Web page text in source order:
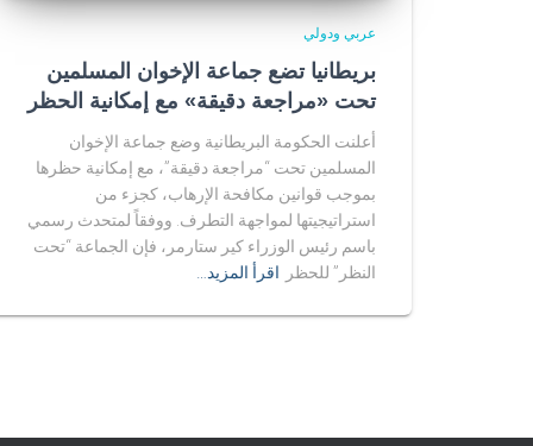
عربي ودولي
بريطانيا تضع جماعة الإخوان المسلمين
تحت «مراجعة دقيقة» مع إمكانية الحظر
أعلنت الحكومة البريطانية وضع جماعة الإخوان
المسلمين تحت “مراجعة دقيقة”، مع إمكانية حظرها
بموجب قوانين مكافحة الإرهاب، كجزء من
استراتيجيتها لمواجهة التطرف. ووفقاً لمتحدث رسمي
باسم رئيس الوزراء كير ستارمر، فإن الجماعة “تحت
النظر” للحظر
اقرأ المزيد…